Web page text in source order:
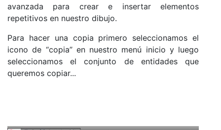
avanzada para crear e insertar elementos
repetitivos en nuestro dibujo.
Para hacer una copia primero seleccionamos el
icono de “copia” en nuestro menú inicio y luego
seleccionamos el conjunto de entidades que
queremos copiar...